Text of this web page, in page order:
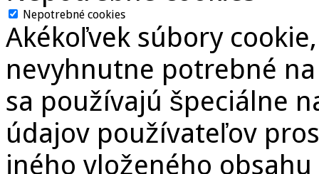
Nepotrebné cookies
Akékoľvek súbory
nevyhnutne potrebné
sa používajú špeciálne
údajov používateľov
iného vloženého